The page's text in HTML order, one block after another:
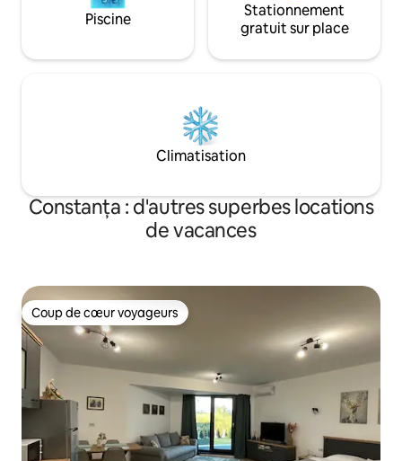
Piscine
Stationnement
gratuit sur place
Climatisation
Constanța : d'autres superbes locations
de vacances
Coup de cœur voyageurs
Coup de cœur voyageurs